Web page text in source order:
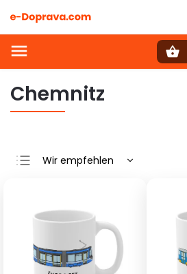
Chemnitz
Wir empfehlen
Meistverkauft
Alphabetisch